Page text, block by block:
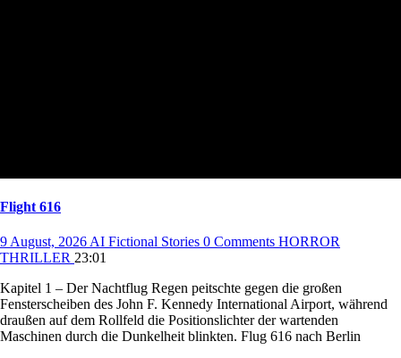
Flight 616
9 August, 2026 AI Fictional Stories 0 Comments HORROR
THRILLER 23:01
Kapitel 1 – Der Nachtflug Regen peitschte gegen die großen
Fensterscheiben des John F. Kennedy International Airport, während
draußen auf dem Rollfeld die Positionslichter der wartenden
Maschinen durch die Dunkelheit blinkten. Flug 616 nach Berlin